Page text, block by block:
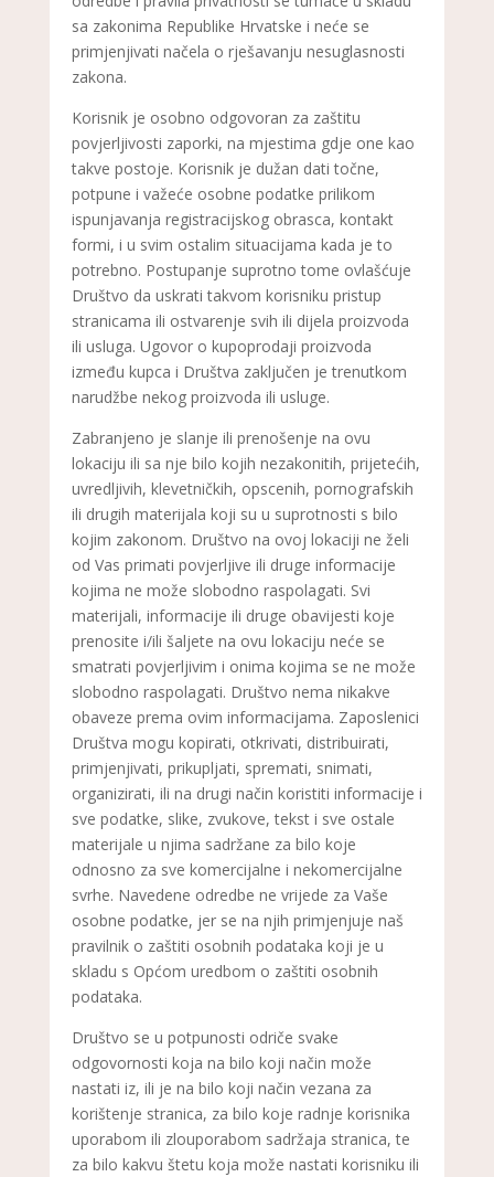
sa zakonima Republike Hrvatske i neće se
primjenjivati načela o rješavanju nesuglasnosti
zakona.
Korisnik je osobno odgovoran za zaštitu
povjerljivosti zaporki, na mjestima gdje one kao
takve postoje. Korisnik je dužan dati točne,
potpune i važeće osobne podatke prilikom
ispunjavanja registracijskog obrasca, kontakt
formi, i u svim ostalim situacijama kada je to
potrebno. Postupanje suprotno tome ovlašćuje
Društvo da uskrati takvom korisniku pristup
stranicama ili ostvarenje svih ili dijela proizvoda
ili usluga. Ugovor o kupoprodaji proizvoda
između kupca i Društva zaključen je trenutkom
narudžbe nekog proizvoda ili usluge.
Zabranjeno je slanje ili prenošenje na ovu
lokaciju ili sa nje bilo kojih nezakonitih, prijetećih,
uvredljivih, klevetničkih, opscenih, pornografskih
ili drugih materijala koji su u suprotnosti s bilo
kojim zakonom. Društvo na ovoj lokaciji ne želi
od Vas primati povjerljive ili druge informacije
kojima ne može slobodno raspolagati. Svi
materijali, informacije ili druge obavijesti koje
prenosite i/ili šaljete na ovu lokaciju neće se
smatrati povjerljivim i onima kojima se ne može
slobodno raspolagati. Društvo nema nikakve
obaveze prema ovim informacijama. Zaposlenici
Društva mogu kopirati, otkrivati, distribuirati,
primjenjivati, prikupljati, spremati, snimati,
organizirati, ili na drugi način koristiti informacije i
sve podatke, slike, zvukove, tekst i sve ostale
materijale u njima sadržane za bilo koje
odnosno za sve komercijalne i nekomercijalne
svrhe. Navedene odredbe ne vrijede za Vaše
osobne podatke, jer se na njih primjenjuje naš
pravilnik o zaštiti osobnih podataka koji je u
skladu s Općom uredbom o zaštiti osobnih
podataka.
Društvo se u potpunosti odriče svake
odgovornosti koja na bilo koji način može
nastati iz, ili je na bilo koji način vezana za
korištenje stranica, za bilo koje radnje korisnika
uporabom ili zlouporabom sadržaja stranica, te
za bilo kakvu štetu koja može nastati korisniku ili